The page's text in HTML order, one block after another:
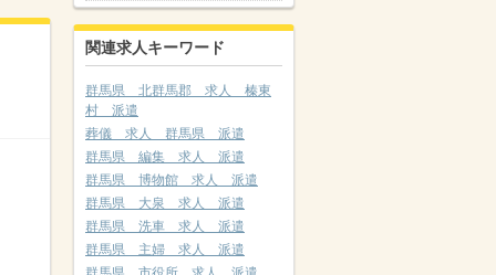
関連求人キーワード
群馬県 北群馬郡 求人 榛東
村 派遣
葬儀 求人 群馬県 派遣
群馬県 編集 求人 派遣
群馬県 博物館 求人 派遣
群馬県 大泉 求人 派遣
群馬県 洗車 求人 派遣
群馬県 主婦 求人 派遣